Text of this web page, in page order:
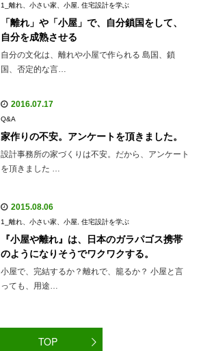
1_離れ、小さい家、小屋 住宅設計を学ぶ
「離れ」や「小屋」で、自分鎖国をして、
自分を成熟させる
自分の文化は、離れや小屋で作られる 島国、鎖
国、否定的な言…
2016.07.17
Q&A
家作りの不安。アンケートを頂きました。
設計事務所の家づくりは不安。だから、アンケート
を頂きました …
2015.08.06
1_離れ、小さい家、小屋 住宅設計を学ぶ
『小屋や離れ』は、日本のガラパゴス携帯
のようになりそうでワクワクする。
小屋で、完結するか？離れで、籠るか？ 小屋と言
っても、用途…
TOP